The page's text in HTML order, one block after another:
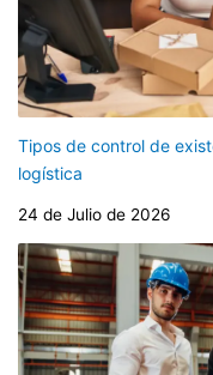
Tipos de control de
logística
24 de Julio de 2026